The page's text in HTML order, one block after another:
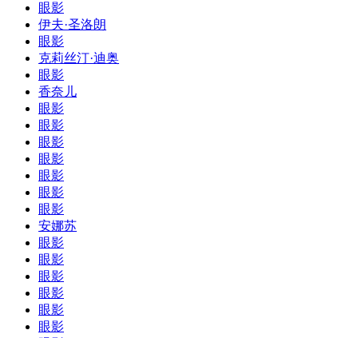
眼影
伊夫·圣洛朗
眼影
克莉丝汀·迪奥
眼影
香奈儿
眼影
眼影
眼影
眼影
眼影
眼影
眼影
安娜苏
眼影
眼影
眼影
眼影
眼影
眼影